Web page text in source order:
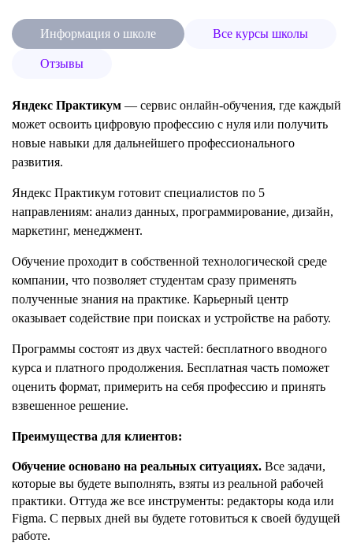
Информация о школе Все курсы школы
Отзывы
Яндекс Практикум — сервис онлайн-обучения, где каждый
может освоить цифровую профессию с нуля или получить
новые навыки для дальнейшего профессионального
развития.
Яндекс Практикум готовит специалистов по 5
направлениям: анализ данных, программирование, дизайн,
маркетинг, менеджмент.
Обучение проходит в собственной технологической среде
компании, что позволяет студентам сразу применять
полученные знания на практике. Карьерный центр
оказывает содействие при поисках и устройстве на работу.
Программы состоят из двух частей: бесплатного вводного
курса и платного продолжения. Бесплатная часть поможет
оценить формат, примерить на себя профессию и принять
взвешенное решение.
Преимущества для клиентов:
Обучение основано на реальных ситуациях. Все задачи,
которые вы будете выполнять, взяты из реальной рабочей
практики. Оттуда же все инструменты: редакторы кода или
Figma. С первых дней вы будете готовиться к своей будущей
работе.